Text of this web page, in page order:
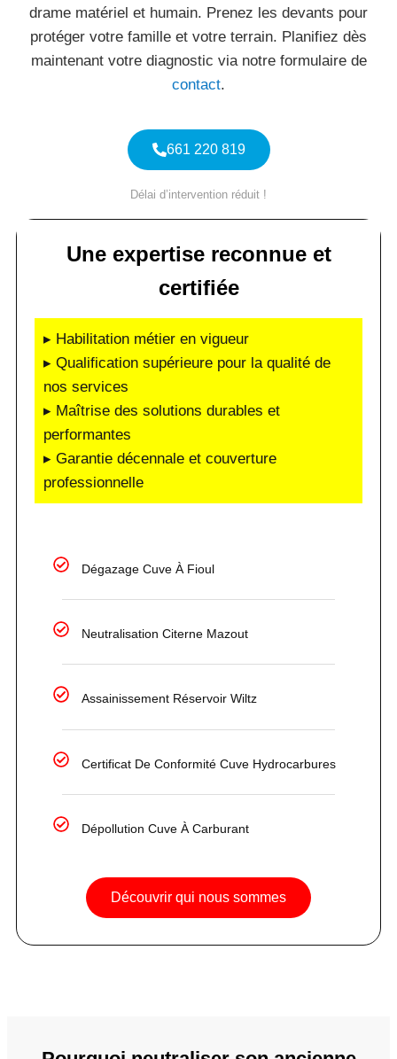
drame matériel et humain. Prenez les devants pour
protéger votre famille et votre terrain. Planifiez dès
maintenant votre diagnostic via notre formulaire de
contact.
661 220 819
Délai d’intervention réduit !
Une expertise reconnue et
certifiée
▸ Habilitation métier en vigueur
▸ Qualification supérieure pour la qualité de
nos services
▸ Maîtrise des solutions durables et
performantes
▸ Garantie décennale et couverture
professionnelle
Dégazage Cuve À Fioul
Neutralisation Citerne Mazout
Assainissement Réservoir Wiltz
Certificat De Conformité Cuve Hydrocarbures
Dépollution Cuve À Carburant
Découvrir qui nous sommes